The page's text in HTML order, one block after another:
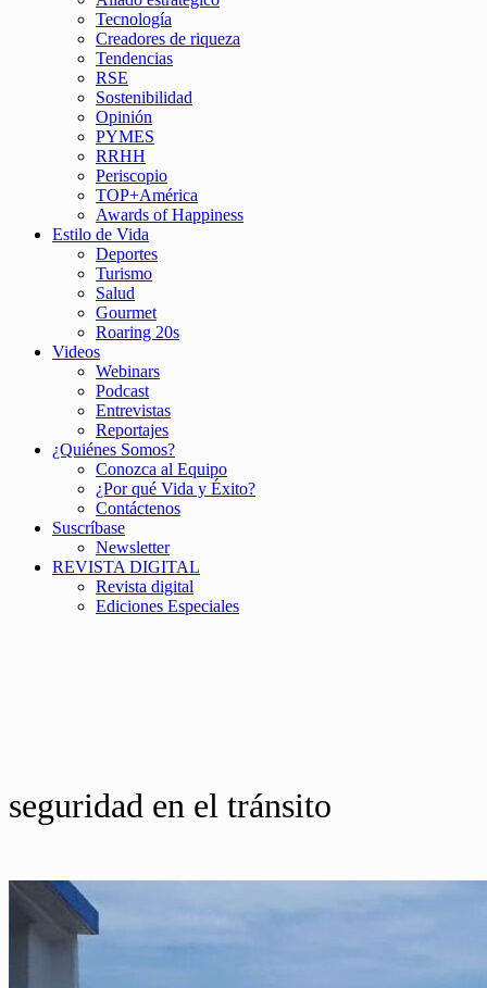
Tecnología
Creadores de riqueza
Tendencias
RSE
Sostenibilidad
Opinión
PYMES
RRHH
Periscopio
TOP+América
Awards of Happiness
Estilo de Vida
Deportes
Turismo
Salud
Gourmet
Roaring 20s
Videos
Webinars
Podcast
Entrevistas
Reportajes
¿Quiénes Somos?
Conozca al Equipo
¿Por qué Vida y Éxito?
Contáctenos
Suscríbase
Newsletter
REVISTA DIGITAL
Revista digital
Ediciones Especiales
seguridad en el tránsito